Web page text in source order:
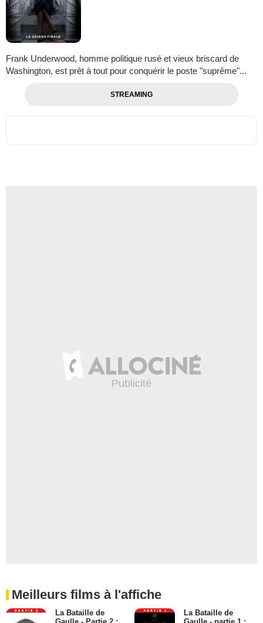
Frank Underwood, homme politique rusé et vieux briscard de
Washington, est prêt à tout pour conquérir le poste "suprême"...
STREAMING
Meilleurs films à l'affiche
La Bataille de
La Bataille de